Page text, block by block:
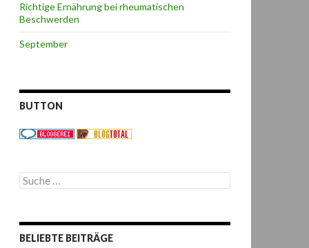
Richtige Ernährung bei rheumatischen
Beschwerden
September
BUTTON
S
u
e
n
BELIEBTE BEITRÄGE